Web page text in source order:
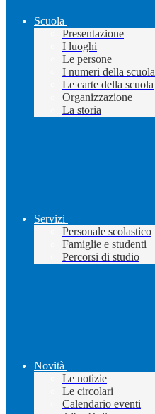
Scuola
Presentazione
I luoghi
Le persone
I numeri della scuola
Le carte della scuola
Organizzazione
La storia
Servizi
Personale scolastico
Famiglie e studenti
Percorsi di studio
Novità
Le notizie
Le circolari
Calendario eventi